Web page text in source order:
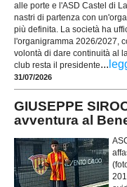
alle porte e l'ASD Castel di
nastri di partenza con
più definita. La società ha
l'organigramma 2026/2027,
volontà di dare continuità al
club resta il presidente...
31/07/2026
GIUSEPPE
avventura al